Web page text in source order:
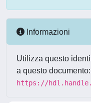
Informazioni
Utilizza questo
a questo documento:
https://